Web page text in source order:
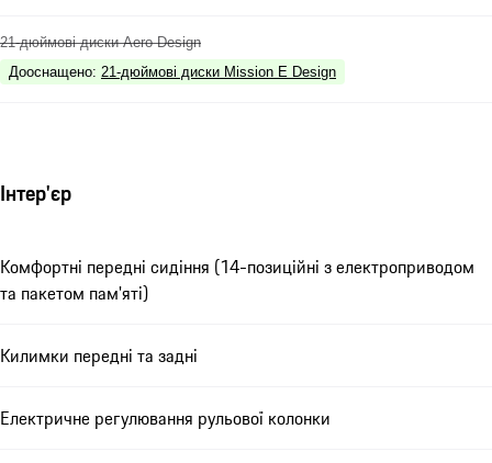
21-дюймові диски Aero Design
Дооснащено: 21-дюймові диски Mission E Design
Інтер'єр
Комфортні передні сидіння (14-позиційні з електроприводом
та пакетом пам'яті)
Килимки передні та задні
Електричне регулювання рульової колонки